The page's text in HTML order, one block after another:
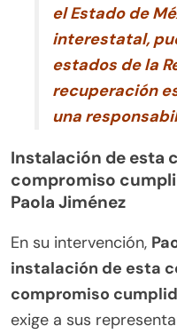
el Estado de
interestatal,
estados de la
recuperación
una
Instalación de esta
compromiso
Paola Jiménez
En su intervención,
instalación de esta
compromiso
exige a sus